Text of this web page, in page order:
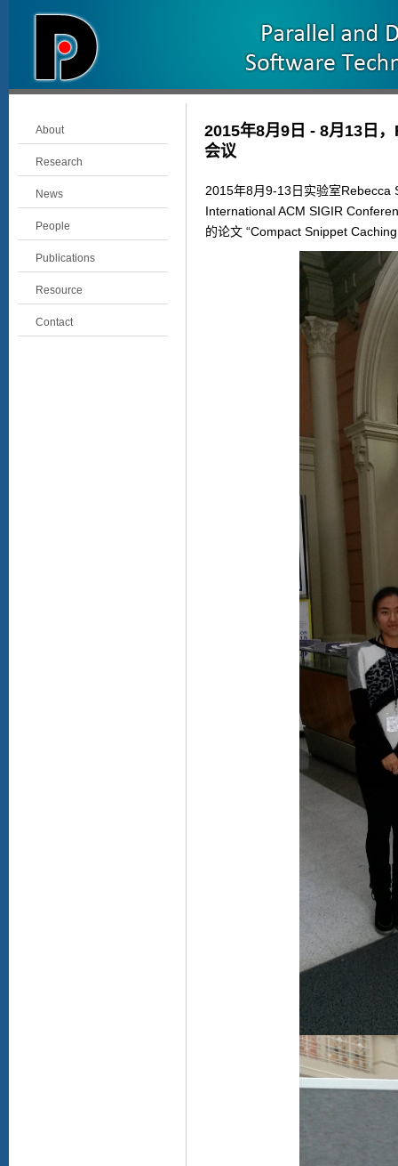
About
Research
News
People
Publications
Resource
Contact
2015年8月9日 - 8月13日
会议
2015年8月9-13日实验室Rebecca
International ACM SIGIR
的论文 “Compact Snippet